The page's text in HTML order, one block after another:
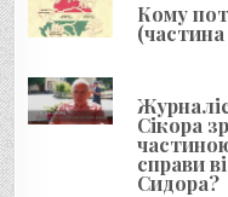
и
с
і
в
Кому
(частина
Сікора
справи
Сидора?